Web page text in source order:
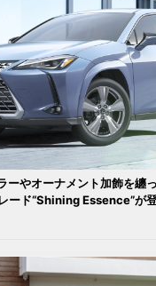
ーやオーナメント加飾を纏
ード“Shining Essence”が